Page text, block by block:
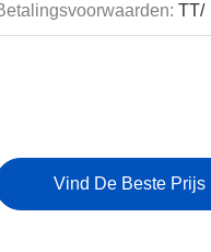
TT/
Vind De Beste Prijs